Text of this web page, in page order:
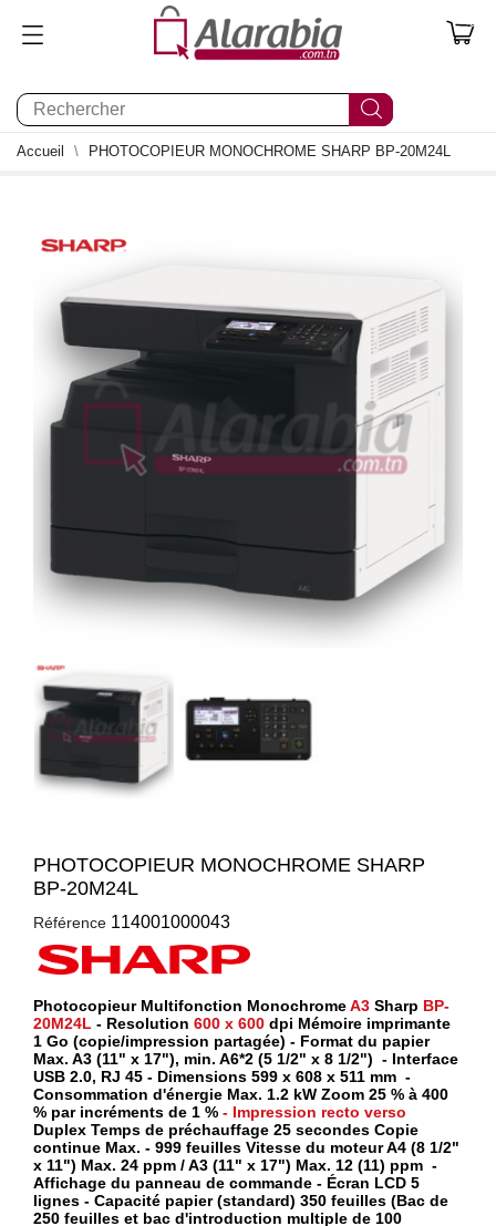
0
Accueil PHOTOCOPIEUR MONOCHROME SHARP BP-20M24L
PHOTOCOPIEUR MONOCHROME SHARP
BP-20M24L
Référence 114001000043
Photocopieur Multifonction MonochromeA3 Sharp BP-
20M24L - Resolution 600 x 600 dpi Mémoire imprimante
1 Go (copie/impression partagée) - Format du papier
Max. A3 (11" x 17"), min. A6*2 (5 1/2" x 8 1/2") - Interface
USB 2.0, RJ 45 - Dimensions 599 x 608 x 511 mm -
Consommation d'énergie Max. 1.2 kW Zoom 25 % à 400
% par incréments de 1 % - Impression recto verso
Duplex Temps de préchauffage 25 secondes Copie
continue Max. - 999 feuilles Vitesse du moteur A4 (8 1/2"
x 11") Max. 24 ppm / A3 (11" x 17") Max. 12 (11) ppm -
Affichage du panneau de commande - Écran LCD 5
lignes - Capacité papier (standard) 350 feuilles (Bac de
250 feuilles et bac d'introduction multiple de 100